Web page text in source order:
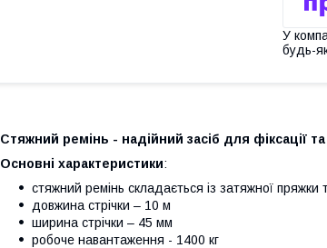
У
будь-
Стяжний ремінь - надійний засіб для фіксації
Основні характеристики:
стяжний ремінь складається із затяжної пряжки
довжина стрічки – 10 м
ширина стрічки – 45 мм
робоче навантаження - 1400 кг